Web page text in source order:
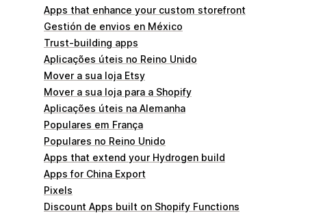
Apps that enhance your custom storefront
Gestión de envios en México
Trust-building apps
Aplicações úteis no Reino Unido
Mover a sua loja Etsy
Mover a sua loja para a Shopify
Aplicações úteis na Alemanha
Populares em França
Populares no Reino Unido
Apps that extend your Hydrogen build
Apps for China Export
Pixels
Discount Apps built on Shopify Functions